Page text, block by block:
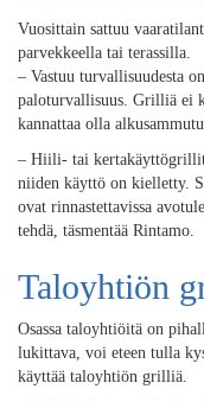
Vuosittain sattuu
parvekkeella tai terassilla.
– Vastuu turvallisuudesta
paloturvallisuus. Grilliä ei
kannattaa olla
– Hiili- tai kertakäyttögrillit
niiden käyttö on kielletty.
ovat rinnastettavissa
tehdä, täsmentää Rintamo.
Taloyhtiön
Osassa taloyhtiöitä on
lukittava, voi eteen tulla
käyttää taloyhtiön grilliä.